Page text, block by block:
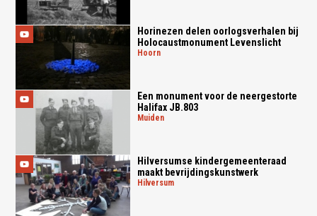
Horinezen delen oorlogsverhalen bij
Holocaustmonument Levenslicht
hoorn
Een monument voor de neergestorte
Halifax JB.803
muiden
Hilversumse kindergemeenteraad
maakt bevrijdingskunstwerk
hilversum